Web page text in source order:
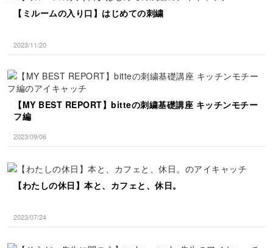
【ミルームの入り口】はじめての刺繍
2023/11/20
【MY BEST REPORT】bitteの刺繍基礎講座 キッチンモチー
フ編
2023/09/06
【わたしの休日】本と、カフェと、休日。
2023/07/24